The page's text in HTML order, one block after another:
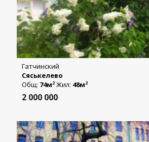
Гатчинский
Сяськелево
Общ: 74м2 Жил: 48м2
2 000 000